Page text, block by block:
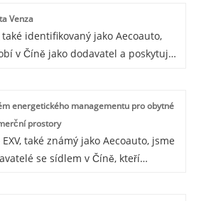
je luxusní SUV oblíbené pro svůj
interiér a vysoký výkon.
Venza
také identifikovaný jako Aecoauto,
v Číně jako dodavatel a poskytuje
Venza je luxusní SUV oblíbené pro
design a vysoký výkon.
energetického managementu pro obytné
prostory
EXV, také známý jako Aecoauto, jsme
se sídlem v Číně, kteří